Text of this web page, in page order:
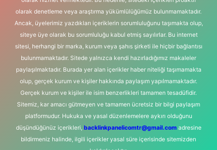
olarak denetleme veya araştırma yükümlülüğümüz bulunmamaktadır.
Ancak, üyelerimiz yazdıkları içeriklerin sorumluluğunu taşımakta olup,
siteye üye olarak bu sorumluluğu kabul etmiş sayılırlar. Bu internet
sitesi, herhangi bir marka, kurum veya şahıs şirketi ile hiçbir bağlantısı
bulunmamaktadır. Sitede yalnızca kendi hazırladığımız makaleler
paylaşılmaktadır. Burada yer alan içerikler haber niteliği taşımamakta
olup, gerçek kurum ve kişiler hakkında paylaşım yapılmamaktadır.
Gerçek kurum ve kişiler ile isim benzerlikleri tamamen tesadüfidir.
Sitemiz, kar amacı gütmeyen ve tamamen ücretsiz bir bilgi paylaşım
platformudur. Hukuka ve yasal düzenlemelere aykırı olduğunu
düşündüğünüz içerikleri, backlinkpanelicomtr@gmail.comadresine
bildirmeniz halinde, ilgili içerikler yasal süre içerisinde sitemizden